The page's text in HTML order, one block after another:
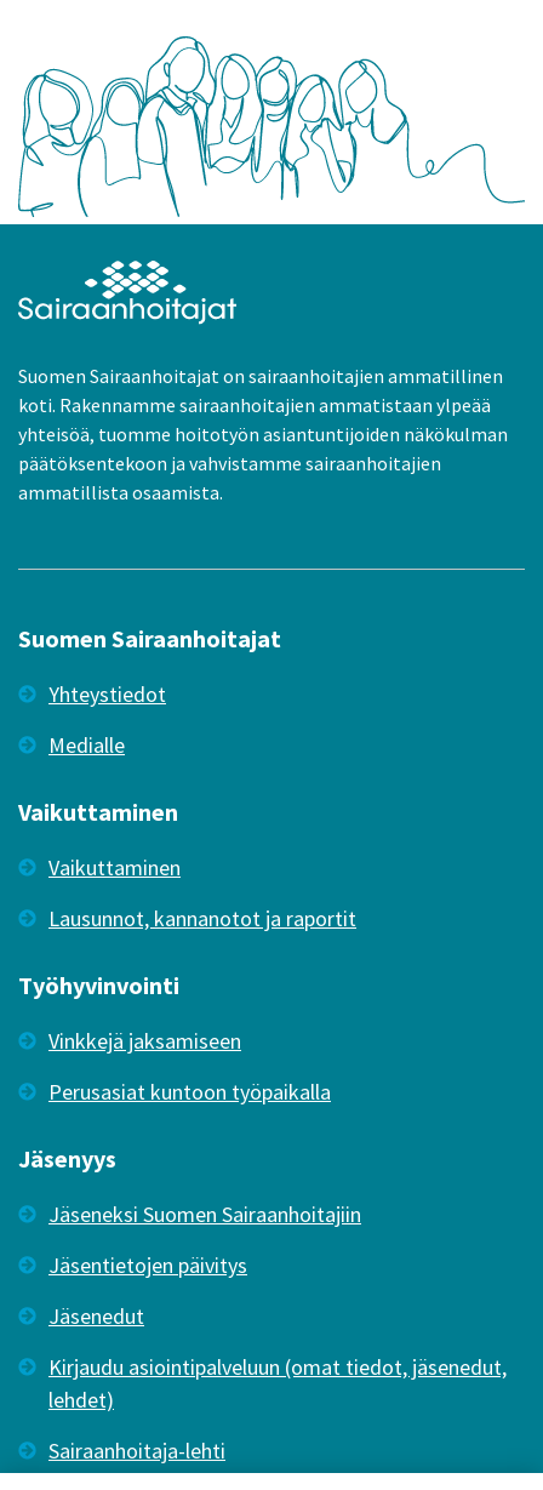
Suomen Sairaanhoitajat on sairaanhoitajien ammatillinen
koti. Rakennamme sairaanhoitajien ammatistaan ylpeää
yhteisöä, tuomme hoitotyön asiantuntijoiden näkökulman
päätöksentekoon ja vahvistamme sairaanhoitajien
ammatillista osaamista.
Suomen Sairaanhoitajat
Yhteystiedot
Medialle
Vaikuttaminen
Vaikuttaminen
Lausunnot, kannanotot ja raportit
Työhyvinvointi
Vinkkejä jaksamiseen
Perusasiat kuntoon työpaikalla
Jäsenyys
Jäseneksi Suomen Sairaanhoitajiin
Jäsentietojen päivitys
Jäsenedut
Kirjaudu asiointipalveluun (omat tiedot, jäsenedut,
lehdet)
Sairaanhoitaja-lehti